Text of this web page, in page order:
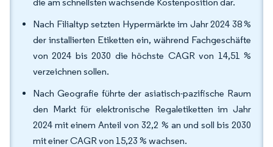
Nach Filialtyp setzten Hypermärkte im Jahr 2024 38 %
der installierten Etiketten ein, während Fachgeschäfte
von 2024 bis 2030 die höchste CAGR von 14,51 %
verzeichnen sollen.
Nach Geografie führte der asiatisch-pazifische Raum
den Markt für elektronische Regaletiketten im Jahr
2024 mit einem Anteil von 32,2 % an und soll bis 2030
mit einer CAGR von 15,23 % wachsen.